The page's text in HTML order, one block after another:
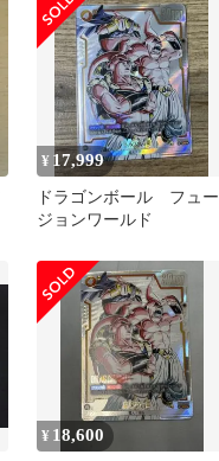
¥ 17,999
ドラゴンボール フュー
ジョンワールド
¥ 18,600